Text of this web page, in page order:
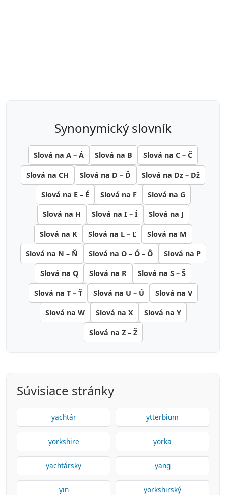
synonymický slovník
Slová na A – Á Slová na B Slová na C – Č
Slová na CH Slová na D – Ď Slová na Dz – Dž
Slová na E – É Slová na F Slová na G
Slová na H Slová na I – Í Slová na J
Slová na K Slová na L – Ľ Slová na M
Slová na N – Ň Slová na O – Ó – Ô Slová na P
Slová na Q Slová na R Slová na S – Š
Slová na T – Ť Slová na U – Ú Slová na V
Slová na W Slová na X Slová na Y
Slová na Z – Ž
Súvisiace stránky
yachtár ytterbium
yorkshire yorka
yachtársky yang
yin yorkshirský